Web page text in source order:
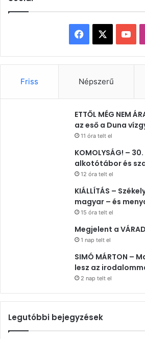
Facebook
Friss Népszerű
ETTŐL MÉG NEM
az eső a Duna
11 óra telt el
KOMOLYSÁG! –
alkotótábor és
12 óra telt el
KIÁLLÍTÁS –
magyar – és
15 óra telt el
Megjelent a
1 nap telt el
SIMÓ MÁRTON –
lesz az
2 nap telt el
Legutóbbi bejegyzések